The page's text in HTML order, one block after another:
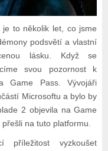
je to několik let, co jsme
podsvětí a vlastní
lásku. Když se
svou pozornost k
Game Pass. Vývojáři
Microsoftu a bylo by
2 objevila na Game
na tuto platformu.
příležitost vyzkoušet